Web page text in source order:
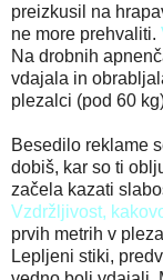
preizkusil na
ne more prehvaliti.
Na drobnih
vdajala in
plezalci (pod 60
Besedilo reklame
dobiš, kar so ti
začela kazati
Vzdržljivost,
prvih metrih v
Lepljeni stiki,